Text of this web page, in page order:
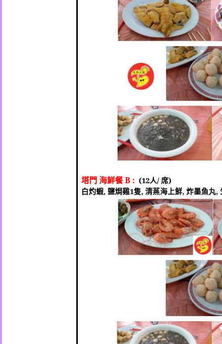
塔門 海鮮餐B : (12人/ 席)
白灼蝦, 鹽焗雞1隻, 清蒸海上鮮, 炸墨魚丸,